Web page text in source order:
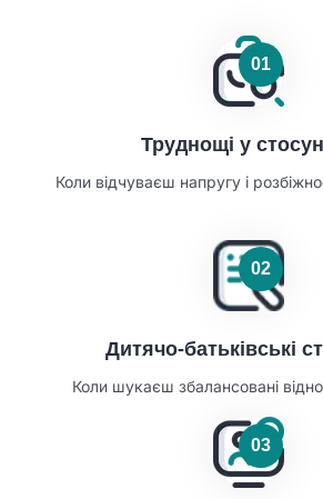
01
Труднощі у
Коли відчуваєш напругу і
02
Дитячо-батьківські
Коли шукаєш збалансовані
03